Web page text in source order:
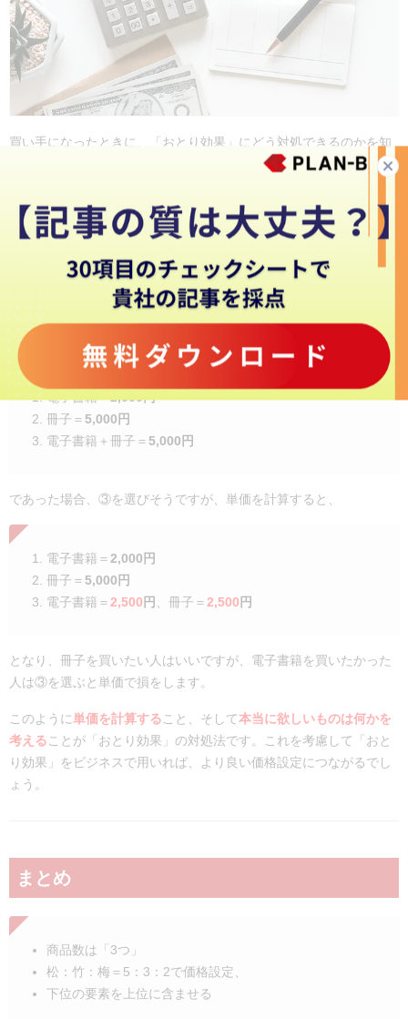
買い手になったときに、「おとり効果」にどう対処できるのかを知
っておくことも、賢いビジネスマンには必要です。対処法を知って
計算できるものはぜひしましょう。
例えば
電子書籍＝2,000円
冊子＝5,000円
電子書籍＋冊子＝5,000円
であった場合、③を選びそうですが、単価を計算すると、
電子書籍＝2,000円
冊子＝5,000円
電子書籍＝2,500 円 、冊子＝2,500 円
となり、冊子を買いたい人はいいですが、電子書籍を買いたかった
人は③を選ぶと単価で損をします。
このように単価を計算する こと、そして本当に欲しいものは何かを
考える ことが「おとり効果」の対処法です。これを考慮して「おと
り効果」をビジネスで用いれば、より良い価格設定につながるでし
ょう。
まとめ
商品数は「3つ」
松：竹：梅＝5：3：2で価格設定、
下位の要素を上位に含ませる